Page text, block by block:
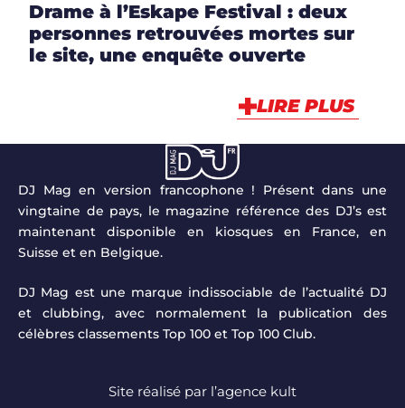
Drame à l’Eskape Festival : deux
personnes retrouvées mortes sur
le site, une enquête ouverte
LIRE PLUS
DJ Mag en version francophone ! Présent dans une
vingtaine de pays, le magazine référence des DJ’s est
maintenant disponible en kiosques en France, en
Suisse et en Belgique.
DJ Mag est une marque indissociable de l’actualité DJ
et clubbing, avec normalement la publication des
célèbres classements Top 100 et Top 100 Club.
Site réalisé par l’agence kult